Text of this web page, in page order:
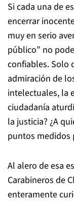
Si cada una de
encerrar
muy en serio
público” no
confiables. Solo
admiración de
intelectuales, la
ciudadanía
la justicia? ¿A
puntos medidos
Al alero de esa
Carabineros de
enteramente